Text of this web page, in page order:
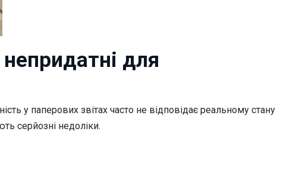
для
у паперових звітах часто не відповідає реальному стану
серйозні недоліки.